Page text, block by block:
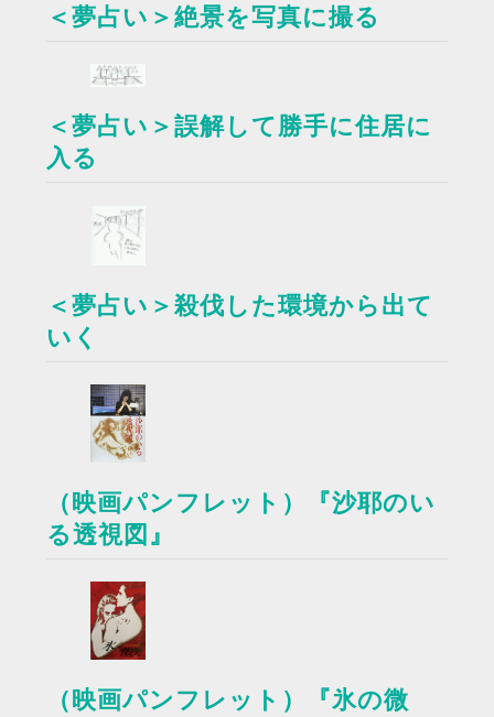
＜夢占い＞絶景を写真に撮る
＜夢占い＞誤解して勝手に住居に
入る
＜夢占い＞殺伐した環境から出て
いく
（映画パンフレット）『沙耶のい
る透視図』
（映画パンフレット）『氷の微